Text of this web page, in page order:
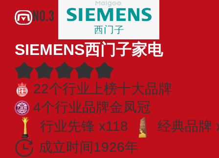
NO.3
SIEMENS西门子家电
22个行业上榜十大品牌
4个行业品牌金凤冠
行业先锋 x118
经典品牌
成立时间1926年